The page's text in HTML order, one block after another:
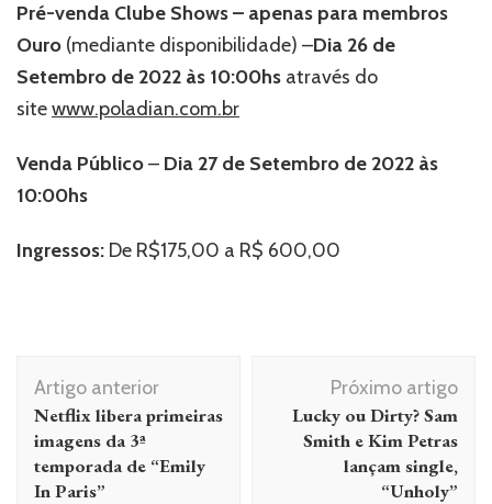
Pré-venda Clube Shows – apenas para membros
Ouro (mediante disponibilidade) –Dia 26 de
Setembro de 2022 às 10:00hs através do
sitewww.poladian.com.br
Venda Público– Dia 27 de Setembro de 2022 às
10:00hs
Ingressos: De R$175,00 a R$ 600,00
Navegação
de
post
Artigo anterior
Netflix libera primeiras
imagens da 3ª
temporada de “Emily
In Paris”
Próximo artigo
Lucky ou Dirty? Sam
Smith e Kim Petras
lançam single,
“Unholy”